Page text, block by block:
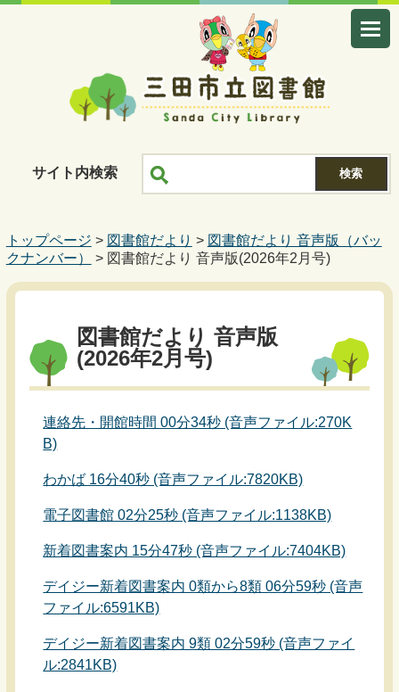
サイト内検索
トップページ > 図書館だより > 図書館だより 音声版（バッ
クナンバー）
> 図書館だより 音声版(2026年2月号)
図書館だより 音声版
(2026年2月号)
連絡先・開館時間 00分34秒 (音声ファイル:270K
B)
わかば 16分40秒 (音声ファイル:7820KB)
電子図書館 02分25秒 (音声ファイル:1138KB)
新着図書案内 15分47秒 (音声ファイル:7404KB)
デイジー新着図書案内 0類から8類 06分59秒 (音声
ファイル:6591KB)
デイジー新着図書案内 9類 02分59秒 (音声ファイ
ル:2841KB)